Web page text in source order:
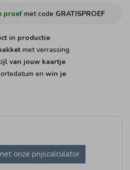
proef met code GRATISPROEF
in productie
met verrassing
van jouw kaartje
en win je
onze prijscalculator